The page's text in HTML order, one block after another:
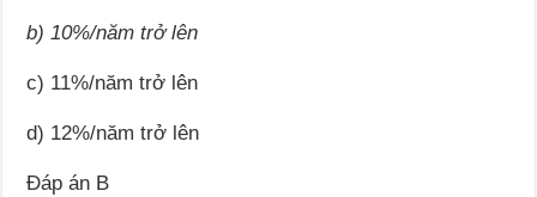
b) 10%/năm trở lên
c) 11%/năm trở lên
d) 12%/năm trở lên
Đáp án B